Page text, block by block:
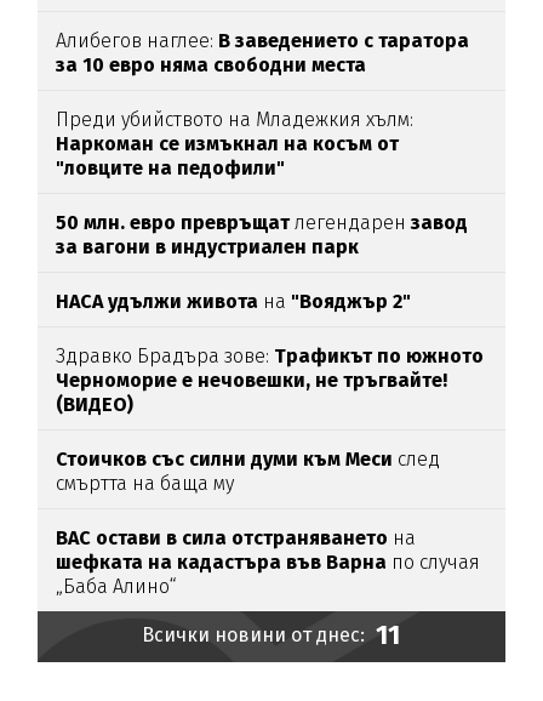
Алибегов наглее: В заведението с таратора
за 10 евро няма свободни места
Преди убийството на Младежкия хълм:
Наркоман се измъкнал на косъм от
"ловците на педофили"
50 млн. евро превръщатлегендарензавод
за вагони в индустриален парк
НАСА удължи живота на "Вояджър 2"
Здравко Брадъра зове: Трафикът по южното
Черноморие е нечовешки, не тръгвайте!
(ВИДЕО)
Стоичков със силни думи към Меси след
смъртта на баща му
ВАС остави в сила отстраняването на
шефката на кадастъра във Варна по случая
„Баба Алино“
Всички новини от днес: 11